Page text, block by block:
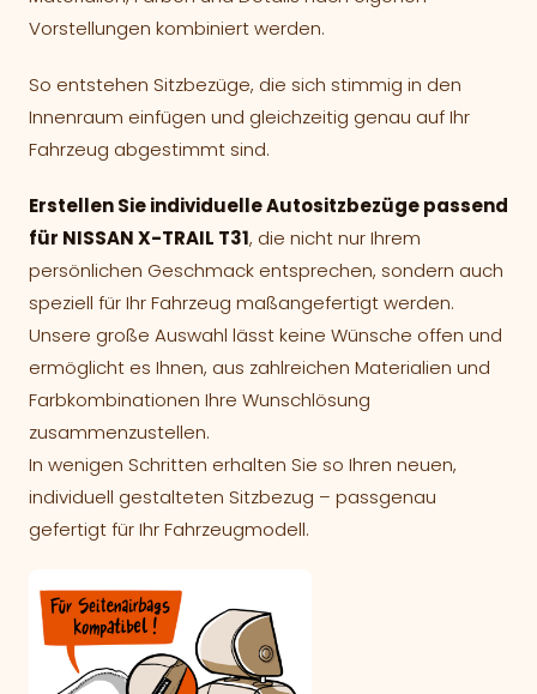
Vorstellungen kombiniert werden.
So entstehen Sitzbezüge, die sich stimmig in den
Innenraum einfügen und gleichzeitig genau auf Ihr
Fahrzeug abgestimmt sind.
Erstellen Sie individuelle Autositzbezüge passend
für NISSAN X-TRAIL T31, die nicht nur Ihrem
persönlichen Geschmack entsprechen, sondern auch
speziell für Ihr Fahrzeug maßangefertigt werden.
Unsere große Auswahl lässt keine Wünsche offen und
ermöglicht es Ihnen, aus zahlreichen Materialien und
Farbkombinationen Ihre Wunschlösung
zusammenzustellen.
In wenigen Schritten erhalten Sie so Ihren neuen,
individuell gestalteten Sitzbezug – passgenau
gefertigt für Ihr Fahrzeugmodell.